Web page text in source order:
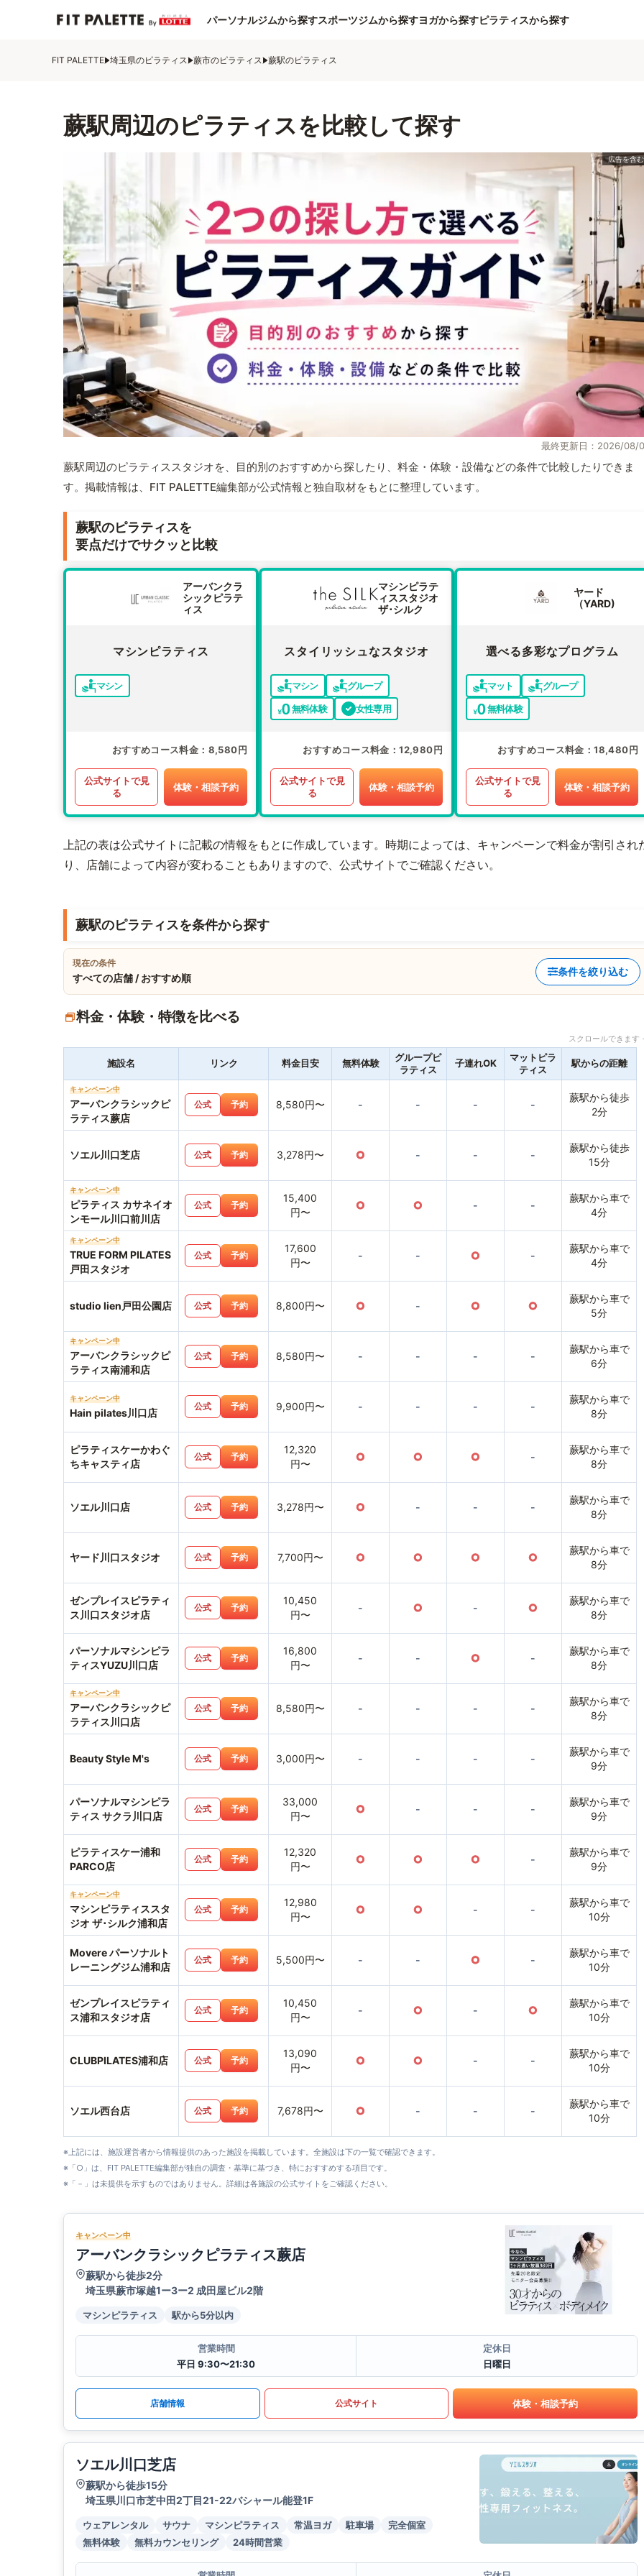
パーソナルジムから探すスポーツジムから探すヨガから探すピラティスから探す
FIT PALETTE 埼玉県のピラティス 蕨市のピラティス 蕨駅のピラティス
蕨駅周辺のピラティスを比較して探す
最終更新日：2026/08/
蕨駅周辺のピラティススタジオを、目的別のおすすめから探したり、料金・体験・設備などの条件で比較したりできま
す。掲載情報は、FIT PALETTE編集部が公式情報と独自取材をもとに整理しています。
蕨駅のピラティスを
要点だけでサクッと比較
アーバンクラ
シックピラテ
ィス
マシンピラティス
マシン
おすすめコース料金 8,580円
公式サイトで見
る
体験・相談予約
マシンピラテ
ィススタジオ
ザ･シルク
スタイリッシュなスタジオ
マシン
グループ
無料体験
女性専用
おすすめコース料金 12,980円
公式サイトで見
る
体験・相談予約
ヤード
（YARD)
選べる多彩なプログラム
マット
グループ
無料体験
おすすめコース料金 18,480円
公式サイトで見
る
体験・相談予約
上記の表は公式サイトに記載の情報をもとに作成しています。時期によっては、キャンペーンで料金が割引され
り、店舗によって内容が変わることもありますので、公式サイトでご確認ください。
蕨駅のピラティスを条件から探す
現在の条件
すべての店舗 / おすすめ順
条件を絞り込む
料金・体験・特徴を比べる
スクロールできま
施設名 リンク 料金目安 無料体験
グループピ
ラティス
子連れOK
マットピラ
ティス
駅からの距離
キャンペーン中
アーバンクラシックピ
ラティス蕨店
公式 予約 8,580円〜 - - - -
蕨駅から徒歩
2分
ソエル川口芝店 公式 予約 3,278円〜 ○ - - -
蕨駅から徒歩
15分
キャンペーン中
ピラティス カサネイオ
ンモール川口前川店
公式 予約
15,400
円〜
○ ○ - -
蕨駅から車で
4分
キャンペーン中
TRUE FORM PILATES
戸田スタジオ
公式 予約
17,600
円〜
- - ○ -
蕨駅から車で
4分
studio lien戸田公園店 公式 予約 8,800円〜 ○ - ○ ○
蕨駅から車で
5分
キャンペーン中
アーバンクラシックピ
ラティス南浦和店
公式 予約 8,580円〜 - - - -
蕨駅から車で
6分
キャンペーン中
Hain pilates川口店
公式 予約 9,900円〜 - - - -
蕨駅から車で
8分
ピラティスケーかわぐ
ちキャスティ店
公式 予約
12,320
円〜
○ ○ ○ -
蕨駅から車で
8分
ソエル川口店 公式 予約 3,278円〜 ○ - - -
蕨駅から車で
8分
ヤード川口スタジオ 公式 予約 7,700円〜 ○ ○ ○ ○
蕨駅から車で
8分
ゼンプレイスピラティ
ス川口スタジオ店
公式 予約
10,450
円〜
- ○ - ○
蕨駅から車で
8分
パーソナルマシンピラ
ティスYUZU川口店
公式 予約
16,800
円〜
- - ○ -
蕨駅から車で
8分
キャンペーン中
アーバンクラシックピ
ラティス川口店
公式 予約 8,580円〜 - - - -
蕨駅から車で
8分
Beauty Style M's 公式 予約 3,000円〜 - - - -
蕨駅から車で
9分
パーソナルマシンピラ
ティス サクラ川口店
公式 予約
33,000
円〜
○ - - -
蕨駅から車で
9分
ピラティスケー浦和
PARCO店
公式 予約
12,320
円〜
○ ○ ○ -
蕨駅から車で
9分
キャンペーン中
マシンピラティススタ
ジオ ザ･シルク浦和店
公式 予約
12,980
円〜
○ ○ - -
蕨駅から車で
10分
Movere パーソナルト
レーニングジム浦和店
公式 予約 5,500円〜 - - ○ -
蕨駅から車で
10分
ゼンプレイスピラティ
ス浦和スタジオ店
公式 予約
10,450
円〜
- ○ - ○
蕨駅から車で
10分
CLUBPILATES浦和店 公式 予約
13,090
円〜
○ ○ - -
蕨駅から車で
10分
ソエル西台店 公式 予約 7,678円〜 ○ - - -
蕨駅から車で
10分
※上記には、施設運営者から情報提供のあった施設を掲載しています。全施設は下の一覧で確認できます。
※「○」は、FIT PALETTE編集部が独自の調査・基準に基づき、特におすすめする項目です。
※「－」は未提供を示すものではありません。詳細は各施設の公式サイトをご確認ください。
キャンペーン中
アーバンクラシックピラティス蕨店
蕨駅から徒歩2分
埼玉県蕨市塚越1ー3ー2 成田屋ビル2階
マシンピラティス 駅から5分以内
営業時間
平日 9:30〜21:30
定休日
日曜日
店舗情報 公式サイト 体験・相談予約
ソエル川口芝店
蕨駅から徒歩15分
埼玉県川口市芝中田2丁目21-22バシャール能登1F
ウェアレンタル サウナ マシンピラティス 常温ヨガ 駐車場
完全個室
無料体験
無料カウンセリング 24時間営業